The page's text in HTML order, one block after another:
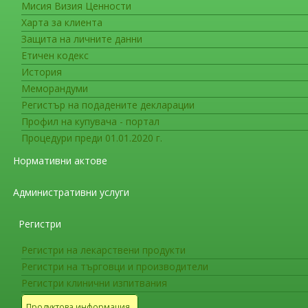
Мисия Визия Ценности
Харта за клиента
Защита на личните данни
Етичен кодекс
История
Меморандуми
Регистър на подадените декларации
Профил на купувача - портал
Процедури преди 01.01.2020 г.
Нормативни актове
Административни услуги
Регистри
Регистри на лекарствени продукти
Регистри на търговци и производители
Регистри клинични изпитвания
Европейската фармакопея
На интернет страницата на ИАЛ в раздел
министъра на здравеопазването (обн. в ДВ бр.
допълнения 11.4, 11.5 и 11.6към
съответствие с разпоредбите на член 6,
Европа за въвеждането им в сила на
На интернет страницата на ИАЛ в раздел
министъра на здравеопазванетоза